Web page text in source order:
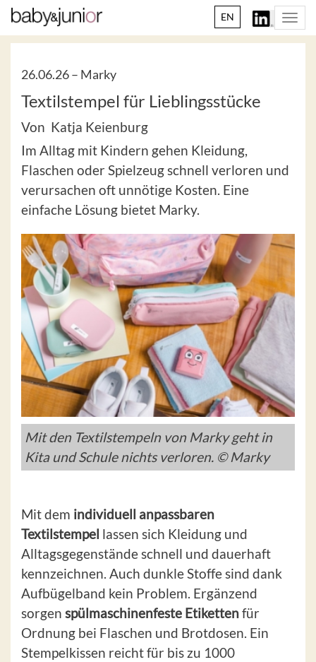
EN
26.06.26 – Marky
Textilstempel für Lieblingsstücke
Von Katja Keienburg
Im Alltag mit Kindern gehen Kleidung,
Flaschen oder Spielzeug schnell verloren und
verursachen oft unnötige Kosten. Eine
einfache Lösung bietet Marky.
Mit den Textilstempeln von Marky geht in
Kita und Schule nichts verloren. © Marky
Mit dem individuell anpassbaren
Textilstempel lassen sich Kleidung und
Alltagsgegenstände schnell und dauerhaft
kennzeichnen. Auch dunkle Stoffe sind dank
Aufbügelband kein Problem. Ergänzend
sorgen spülmaschinenfeste Etikettenfür
Ordnung bei Flaschen und Brotdosen. Ein
Stempelkissen reicht für bis zu 1000